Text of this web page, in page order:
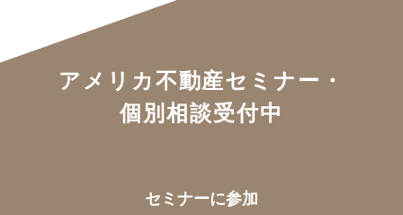
アメリカ不動産セミナー・
個別相談受付中
セミナーに参加